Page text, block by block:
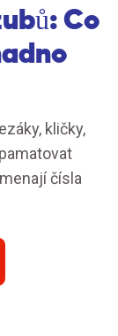
Co
kličky,
čísla